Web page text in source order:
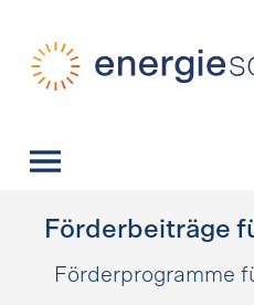
Förderbeiträge
Förderprogramme